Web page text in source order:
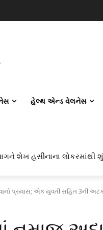
હેલ્થ એન્ડ વેલનેસ
કરતાં સિવિલ એન્જિનિયરિંગ
શેખ હસીનાના લોકરમાંથી
પ્રયાસ; એક યુવતી સહિત 3ની